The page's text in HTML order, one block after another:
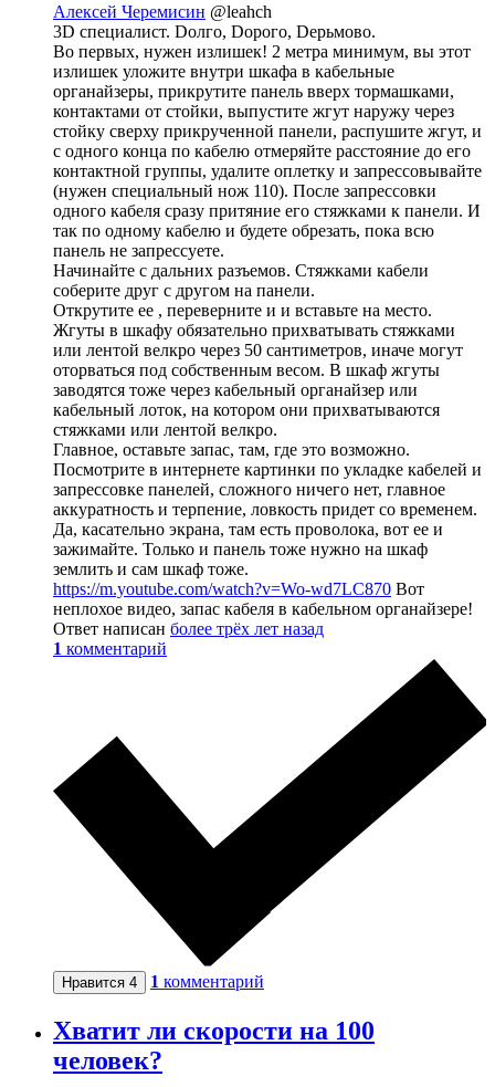
Алексей Черемисин @leahch
3D специалист. Dолго, Dорого, Dерьмово.
Во первых, нужен излишек! 2 метра минимум, вы этот
излишек уложите внутри шкафа в кабельные
органайзеры, прикрутите панель вверх тормашками,
контактами от стойки, выпустите жгут наружу через
стойку сверху прикрученной панели, распушите жгут, и
с одного конца по кабелю отмеряйте расстояние до его
контактной группы, удалите оплетку и запрессовывайте
(нужен специальный нож 110). После запрессовки
одного кабеля сразу притяние его стяжками к панели. И
так по одному кабелю и будете обрезать, пока всю
панель не запрессуете.
Начинайте с дальних разъемов. Стяжками кабели
соберите друг с другом на панели.
Открутите ее , переверните и и вставьте на место.
Жгуты в шкафу обязательно прихватывать стяжками
или лентой велкро через 50 сантиметров, иначе могут
оторваться под собственным весом. В шкаф жгуты
заводятся тоже через кабельный органайзер или
кабельный лоток, на котором они прихватываются
стяжками или лентой велкро.
Главное, оставьте запас, там, где это возможно.
Посмотрите в интернете картинки по укладке кабелей и
запрессовке панелей, сложного ничего нет, главное
аккуратность и терпение, ловкость придет со временем.
Да, касательно экрана, там есть проволока, вот ее и
зажимайте. Только и панель тоже нужно на шкаф
землить и сам шкаф тоже.
https://m.youtube.com/watch?v=Wo-wd7LC870 Вот
неплохое видео, запас кабеля в кабельном органайзере!
Ответ написан более трёх лет назад
1 комментарий
Нравится 4 1 комментарий
Хватит ли скорости на 100
человек?